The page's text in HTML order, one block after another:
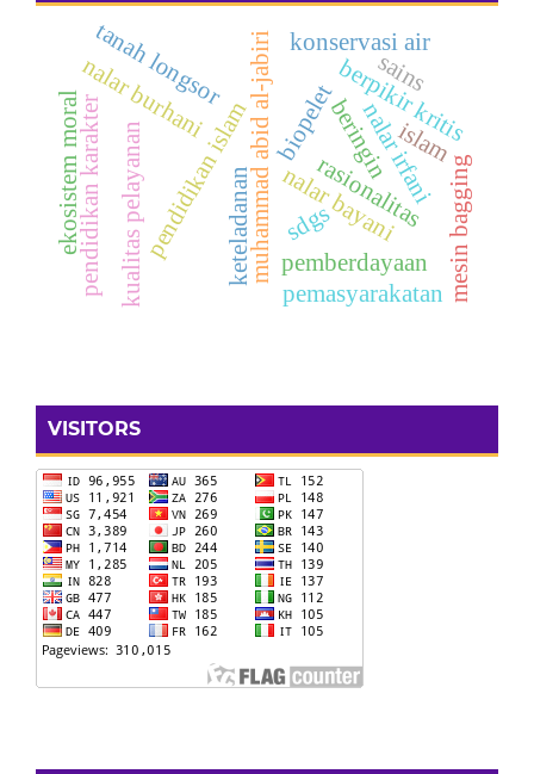
rasionalitas
muhammad abid al-jabiri
pendidikan islam nalar bayaninalar irfani
nalar burhani berpikir kritis
pemberdayaan
konservasi air
tanah longsor
beringin
sdgs
kualitas pelayanan
pendidikan karakter keteladanan
ekosistem moral
pemasyarakatan mesin bagging
biopelet islam
sains
VISITORS